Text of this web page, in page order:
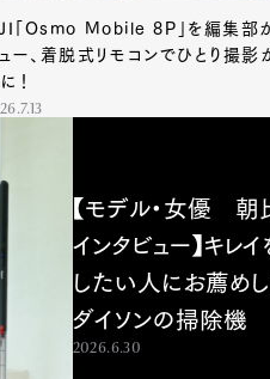
「Osmo Mobile 8P」を編集部
ー、着脱式リモコンでひとり撮影
！
【モデル・女優 朝
インタビュー】キレ
したい人にお薦めし
ダイソンの掃除機
2026.6.30